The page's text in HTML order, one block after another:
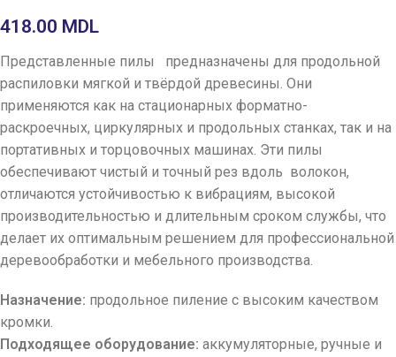
418.00 MDL
Представленные пилы предназначены для продольной
распиловки мягкой и твёрдой древесины. Они
применяются как на стационарных форматно-
раскроечных, циркулярных и продольных станках, так и на
портативных и торцовочных машинах. Эти пилы
обеспечивают чистый и точный рез вдоль волокон,
отличаются устойчивостью к вибрациям, высокой
производительностью и длительным сроком службы, что
делает их оптимальным решением для профессиональной
деревообработки и мебельного производства.
Назначение: продольное пиление с высоким качеством
кромки.
Подходящее оборудование: аккумуляторные, ручные и